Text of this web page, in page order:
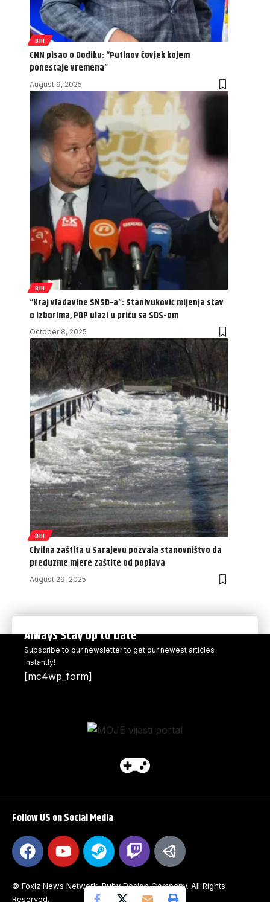
BIH
CNN pisao o Dodiku: “Putinov čovjek kojem
ponestaje vremena”
August 9, 2025
BIH
“Kraj vladavine SNSD-a”: Stanivuković mijenja stav
o izborima, PDP ulazi u priču sa SDS-om
October 8, 2025
BIH
Civilna zaštita u Sarajevu pozvala stanovništvo da
preduzme mjere zaštite od poplava
August 29, 2025
Always Stay Up to Date
Subscribe to our newsletter to get our newest articles
instantly!
[mc4wp_form]
Follow US on Social Media
© Foxiz News Network. Ruby Design Company. All Rights
Reserved.